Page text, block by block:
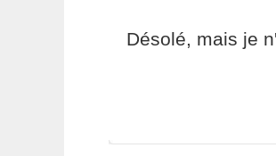
Désolé, mais je